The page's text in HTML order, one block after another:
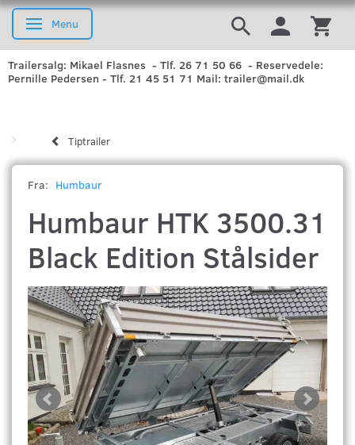
Skifte navigation
Menu
Trailersalg: Mikael Flasnes - Tlf. 26 71 50 66 - Reservedele:
Pernille Pedersen - Tlf. 21 45 51 71 Mail: trailer@mail.dk
Tiptrailer
Fra: Humbaur
Humbaur HTK 3500.31
Black Edition Stålsider